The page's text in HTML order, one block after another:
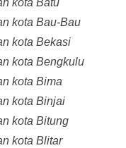
kota Batu
kota Bau-Bau
kota Bekasi
kota Bengkulu
kota Bima
kota Binjai
kota Bitung
kota Blitar